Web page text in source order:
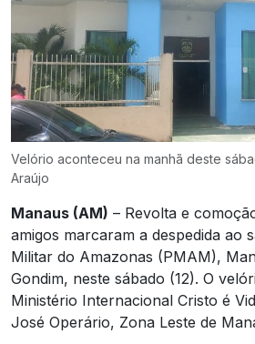
Velório aconteceu na manhã deste
Araújo
Manaus (AM) – Revolta e
amigos marcaram a despedida ao
Militar do Amazonas (PMAM),
Gondim, neste sábado (12). O
Ministério Internacional Cristo é
José Operário, Zona Leste de